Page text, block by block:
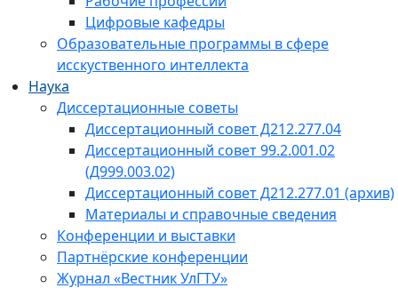
Цифровые кафедры
Образовательные программы в сфере
исскуственного интеллекта
Наука
Диссертационные советы
Диссертационный совет Д212.277.04
Диссертационный совет 99.2.001.02
(Д999.003.02)
Диссертационный совет Д212.277.01 (архив)
Материалы и справочные сведения
Конференции и выставки
Партнёрские конференции
Журнал «Вестник УлГТУ»